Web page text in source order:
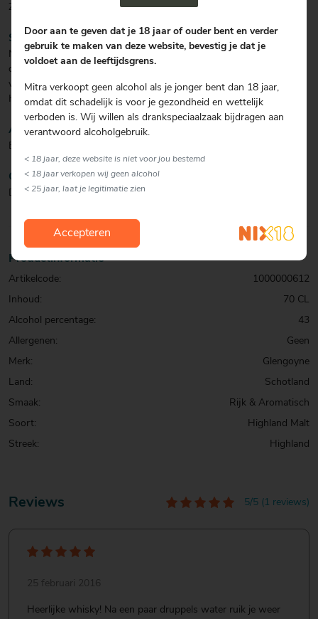
Zoet van toffee en hints van citroen.
SMAAK
Noten, toffee, gezouten boter en hints van citroen. De aroma's van
de granen brengen deze whisky naar een hoog niveau. De gerst
voor deze whisky wordt gedroogd met warme lucht, niet met turf.
Hierdoor ontstaat een volledig turfrook-vrije whisky.
AFDRONK
Eiken en mout.
COCKTAIL
Drink deze 15 jaar oude whisky puur of on the rocks.
Reviews 5/5 (1 reviews)
25 februari 2016
Heerlijke whisky! Na een paar druppels water ruik je weer
Productinformatie
Artikelcode:
1000000612
Inhoud:
70 CL
Alcohol percentage:
43
Allergenen:
Geen
Merk:
Glengoyne
Land:
Schotland
Smaak:
Rijk & Aromatisch
Soort:
Highland Malt
Streek:
Highland
Door aan te geven dat je 18 jaar of ouder bent en verder
gebruik te maken van deze website, bevestig je dat je
voldoet aan de leeftijdsgrens.
Mitra verkoopt geen alcohol als je jonger bent dan 18 jaar,
omdat dit schadelijk is voor je gezondheid en wettelijk
verboden is. Wij willen als drankspeciaalzaak bijdragen aan
verantwoord alcoholgebruik.
< 18 jaar, deze website is niet voor jou bestemd
< 18 jaar verkopen wij geen alcohol
< 25 jaar, laat je legitimatie zien
Accepteren